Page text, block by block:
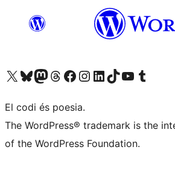
Visiteu el nostre compte X (abans Twitter)
Visiteu el nostre compte de Bluesky
Visiteu el nostre compte al Mastodon
Visiteu el nostre compte de Threads
Visiteu la nostra pàgina al Facebook
Visiteu el nostre compte d'Instagram
Visiteu el nostre compte de LinkedIn
Visiteu el nostre compte de TikTok
Visiteu el nostre canal al YouTube
Visiteu el nostre compte de Tumblr
El codi és poesia.
The WordPress® trademark is the
of the WordPress Foundation.